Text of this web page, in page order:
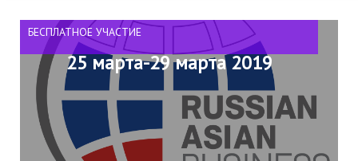
БЕСПЛАТНОЕ УЧАСТИЕ
25 марта-29 марта 2019